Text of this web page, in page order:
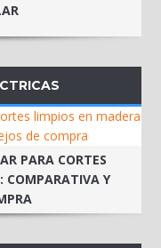
PARA CORTES
COMPARATIVA Y